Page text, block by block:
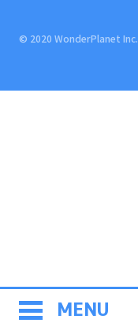
MENU
© 2020 WonderPlanet Inc.